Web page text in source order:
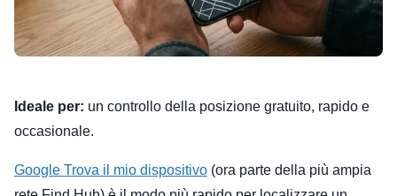
Ideale per: un controllo della posizione gratuito, rapido e
occasionale.
Google Trova il mio dispositivo (ora parte della più ampia